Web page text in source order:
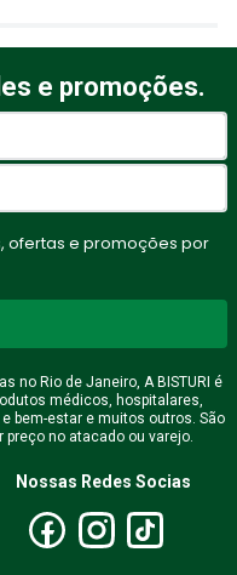
e promoções.
ofertas e promoções por
no Rio de Janeiro, A BISTURI é
médicos, hospitalares,
bem-estar e muitos outros. São
no atacado ou varejo.
Nossas Redes Socias